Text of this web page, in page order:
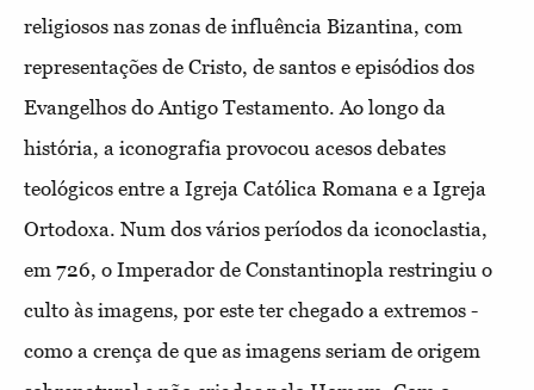
religiosos nas zonas de influência Bizantina, com
representações de Cristo, de santos e episódios dos
Evangelhos do Antigo Testamento. Ao longo da
história, a iconografia provocou acesos debates
teológicos entre a Igreja Católica Romana e a Igreja
Ortodoxa. Num dos vários períodos da iconoclastia,
em 726, o Imperador de Constantinopla restringiu o
culto às imagens, por este ter chegado a extremos -
como a crença de que as imagens seriam de origem